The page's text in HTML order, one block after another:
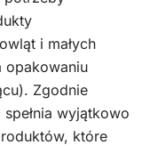
i małych
opakowaniu
Zgodnie
wyjątkowo
które